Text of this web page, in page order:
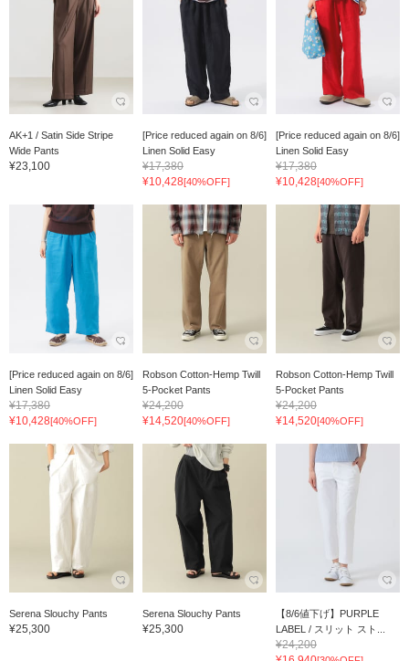
AK+1 / Satin Side Stripe
Wide Pants
¥23,100
[Price reduced again on 8/6]
Linen Solid Easy
¥17,380
¥10,428[40%OFF]
[Price reduced again on 8/6]
Linen Solid Easy
¥17,380
¥10,428[40%OFF]
[Price reduced again on 8/6]
Linen Solid Easy
¥17,380
¥10,428[40%OFF]
Robson Cotton-Hemp Twill
5-Pocket Pants
¥24,200
¥14,520[40%OFF]
Robson Cotton-Hemp Twill
5-Pocket Pants
¥24,200
¥14,520[40%OFF]
Serena Slouchy Pants
¥25,300
Serena Slouchy Pants
¥25,300
【8/6値下げ】PURPLE
LABEL / スリット スト...
¥24,200